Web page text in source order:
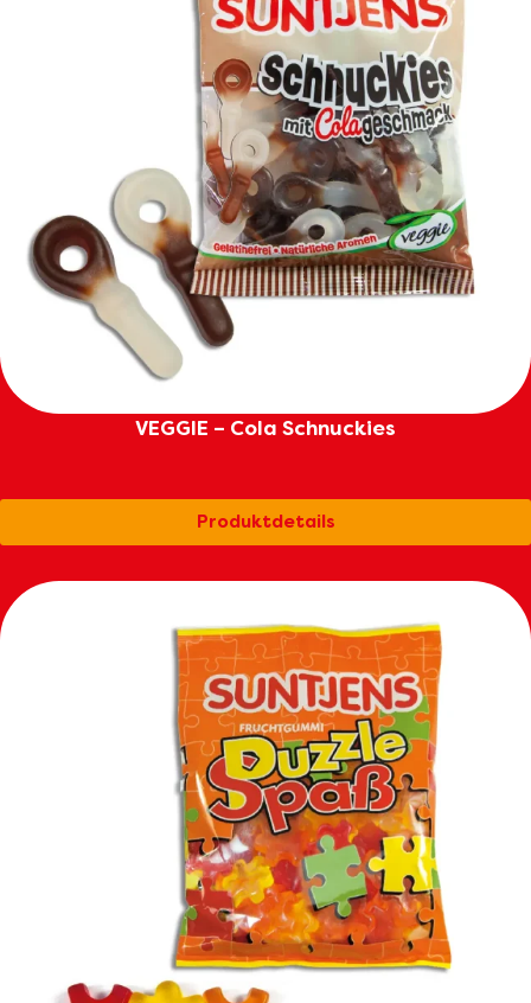
VEGGIE – Cola Schnuckies
Produktdetails